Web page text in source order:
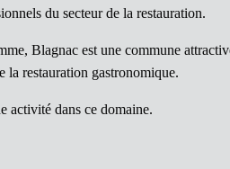
du secteur de la restauration.
Blagnac est une commune
la restauration gastronomique.
activité dans ce domaine.